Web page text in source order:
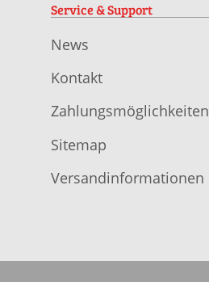
Service & Support
News
Kontakt
Zahlungsmöglichkeiten
Sitemap
Versandinformationen